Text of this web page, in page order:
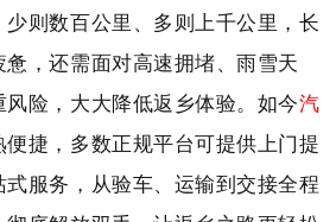
则数百公里、多则上千公里，长
，还需面对高速拥堵、雨雪天
险，大大降低返乡体验。如今汽
便捷，多数正规平台可提供上门提
服务，从验车、运输到交接全程